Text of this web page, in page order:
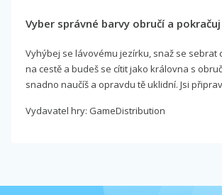
Vyber správné barvy obručí a
Vyhýbej se lávovému jezírku, snaž se sebrat
na cestě a budeš se cítit jako královna s
snadno naučíš a opravdu tě uklidní. Jsi
Vydavatel hry: GameDistribution